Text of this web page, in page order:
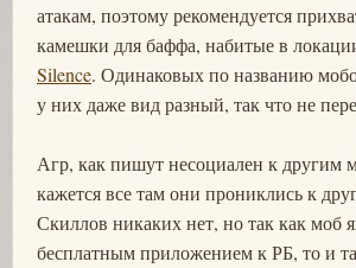
атакам, поэтому рекомендуется
камешки для баффа, набитые в
Silence. Одинаковых по названию
у них даже вид разный, так что не
Агр, как пишут несоциален к другим
кажется все там они прониклись к
Скиллов никаких нет, но так как моб
бесплатным приложением к РБ, то и